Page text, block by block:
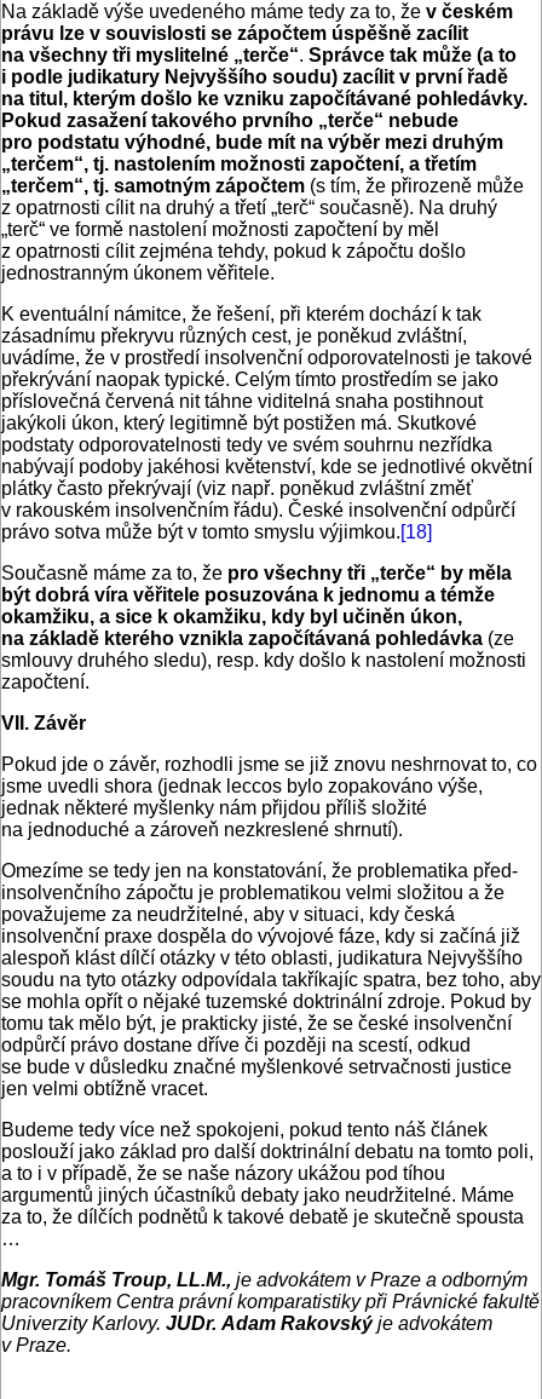
Na základě výše uvedeného máme tedy za to, že v českém
právu lze v souvislosti se zápočtem úspěšně zacílit
na všechny tři mys­litelné „terče“. Správce tak může (a to
i podle judikatury Nejvyššího soudu) zacílit v první řadě
na titul, kterým došlo ke vzniku započítávané pohledávky.
Pokud zasažení takového prvního „terče“ nebude
pro podstatu výhodné, bude mít na výběr mezi druhým
„terčem“, tj. nastolením možnosti započtení, a třetím
„terčem“, tj. samotným zápočtem (s tím, že přirozeně může
z opatrnosti cílit na druhý a třetí „terč“ současně). Na druhý
„terč“ ve formě nastolení možnosti započtení by měl
z opatrnosti cílit zejména tehdy, pokud k zápočtu došlo
jednostranným úkonem věřitele.
K eventuální námitce, že řešení, při kterém dochází k tak
zásadnímu překryvu různých cest, je poněkud zvláštní,
uvádíme, že v prostředí insolvenční odporovatelnosti je takové
překrývání naopak typické. Celým tímto prostředím se jako
příslovečná červená nit táhne viditelná snaha postihnout
jakýkoli úkon, který legitimně být postižen má. Skutkové
podstaty odporovatelnosti tedy ve svém souhrnu nezřídka
nabývají podoby jakéhosi květenství, kde se jednotlivé okvětní
plátky často překrývají (viz např. poněkud zvláštní změť
v rakouském insolvenčním řádu). České insolvenční odpůrčí
právo sotva může být v tomto smyslu výjimkou.[18]
Současně máme za to, že pro všechny tři „terče“ by měla
být dobrá víra věřitele posuzována k jednomu a témže
okamžiku, a sice k okamžiku, kdy byl učiněn úkon,
na základě kterého vznikla započítávaná pohledávka (ze
smlouvy druhého sledu), resp. kdy došlo k nastolení možnosti
započtení.
VII. Závěr
Pokud jde o závěr, rozhodli jsme se již znovu neshrnovat to, co
jsme uvedli shora (jednak leccos bylo zopakováno výše,
jednak některé myšlenky nám přijdou příliš složité
na jednoduché a zároveň nezkreslené shrnutí).
Omezíme se tedy jen na konstatování, že problematika před­
insolvenčního zápočtu je problematikou velmi složitou a že
považujeme za neudržitelné, aby v situaci, kdy česká
insolvenční praxe dospěla do vývojové fáze, kdy si začíná již
alespoň klást dílčí otázky v této oblasti, judikatura Nejvyššího
soudu na tyto otázky odpovídala takříkajíc spatra, bez toho, aby
se mohla opřít o nějaké tuzemské doktrinální zdroje. Pokud by
tomu tak mělo být, je prakticky jisté, že se české insolvenční
odpůrčí právo dostane dříve či později na scestí, odkud
se bude v důsledku značné myšlenkové setrvačnosti justice
jen velmi obtížně vracet.
Budeme tedy více než spokojeni, pokud tento náš článek
poslouží jako základ pro další doktrinální debatu na tomto poli,
a to i v případě, že se naše názory ukážou pod tíhou
argumentů jiných účastníků debaty jako neudržitelné. Máme
za to, že dílčích podnětů k takové debatě je skutečně spousta
…
Mgr. Tomáš Troup, LL.M., je advokátem v Praze a odborným
pracovníkem Centra právní komparatistiky při Právnické fakultě
Univerzity Karlovy. JUDr. Adam Rakovskýje advokátem
v Praze.